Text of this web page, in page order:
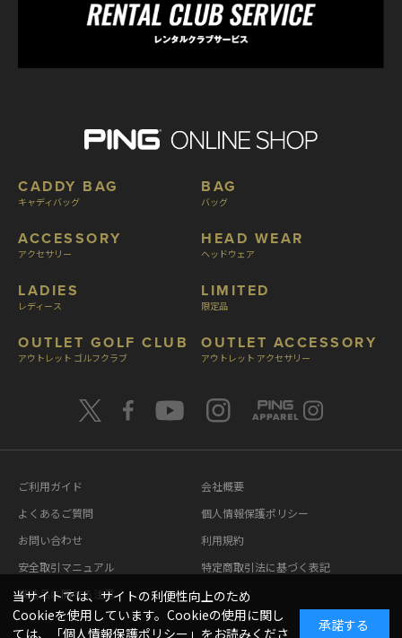
CADDY BAG
キャディバッグ
ACCESSORY
アクセサリー
LADIES
レディース
OUTLET GOLF CLUB
アウトレット ゴルフクラブ
BAG
バッグ
HEAD WEAR
ヘッドウェア
LIMITED
限定品
OUTLET ACCESSORY
アウトレット アクセサリー
ご利用ガイド
よくあるご質問
お問い合わせ
安全取引マニュアル
模造品に関する注意
会社概要
個人情報保護ポリシー
利用規約
特定商取引法に基づく表記
当サイトでは、サイトの利便性向上のため
Cookieを使用しています。Cookieの使用に関し
ては、「個人情報保護ポリシー 」をお読みくださ
承諾する